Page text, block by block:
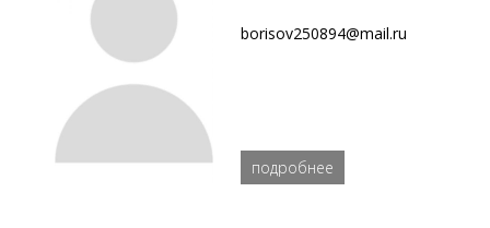
borisov250894@mail.ru
подробнее